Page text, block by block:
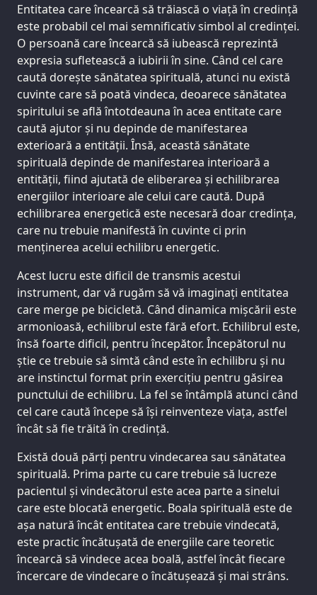
Entitatea care încearcă să trăiască o viață în credință
este probabil cel mai semnificativ simbol al credinței.
O persoană care încearcă să iubească reprezintă
expresia sufletească a iubirii în sine. Când cel care
caută dorește sănătatea spirituală, atunci nu există
cuvinte care să poată vindeca, deoarece sănătatea
spiritului se află întotdeauna în acea entitate care
caută ajutor și nu depinde de manifestarea
exterioară a entității. Însă, această sănătate
spirituală depinde de manifestarea interioară a
entității, fiind ajutată de eliberarea și echilibrarea
energiilor interioare ale celui care caută. După
echilibrarea energetică este necesară doar credința,
care nu trebuie manifestă în cuvinte ci prin
menținerea acelui echilibru energetic.
Acest lucru este dificil de transmis acestui
instrument, dar vă rugăm să vă imaginați entitatea
care merge pe bicicletă. Când dinamica mișcării este
armonioasă, echilibrul este fără efort. Echilibrul este,
însă foarte dificil, pentru începător. Începătorul nu
știe ce trebuie să simtă când este în echilibru și nu
are instinctul format prin exercițiu pentru găsirea
punctului de echilibru. La fel se întâmplă atunci când
cel care caută începe să își reinventeze viața, astfel
încât să fie trăită în credință.
Există două părți pentru vindecarea sau sănătatea
spirituală. Prima parte cu care trebuie să lucreze
pacientul și vindecătorul este acea parte a sinelui
care este blocată energetic. Boala spirituală este de
așa natură încât entitatea care trebuie vindecată,
este practic încătușată de energiile care teoretic
încearcă să vindece acea boală, astfel încât fiecare
încercare de vindecare o încătușează și mai strâns.